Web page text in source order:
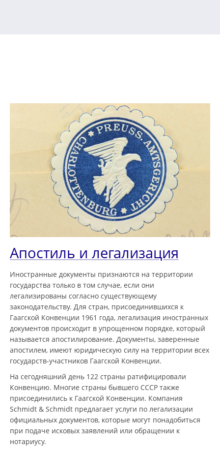
Апостиль и легализация
Иностранные документы признаются на территории
государства только в том случае, если они
легализированы согласно существующему
законодательству. Для стран, присоединившихся к
Гаагской Конвенции 1961 года, легализация иностранных
документов происходит в упрощенном порядке, который
называется апостилирование. Документы, заверенные
апостилем, имеют юридическую силу на территории всех
государств-участников Гаагской Конвенции.
На сегодняшний день 122 страны ратифицировали
Конвенцию. Многие страны бывшего СССР также
присоединились к Гаагской Конвенции. Компания
Schmidt & Schmidt предлагает услуги по легализации
официальных документов, которые могут понадобиться
при подаче исковых заявлений или обращении к
нотариусу.